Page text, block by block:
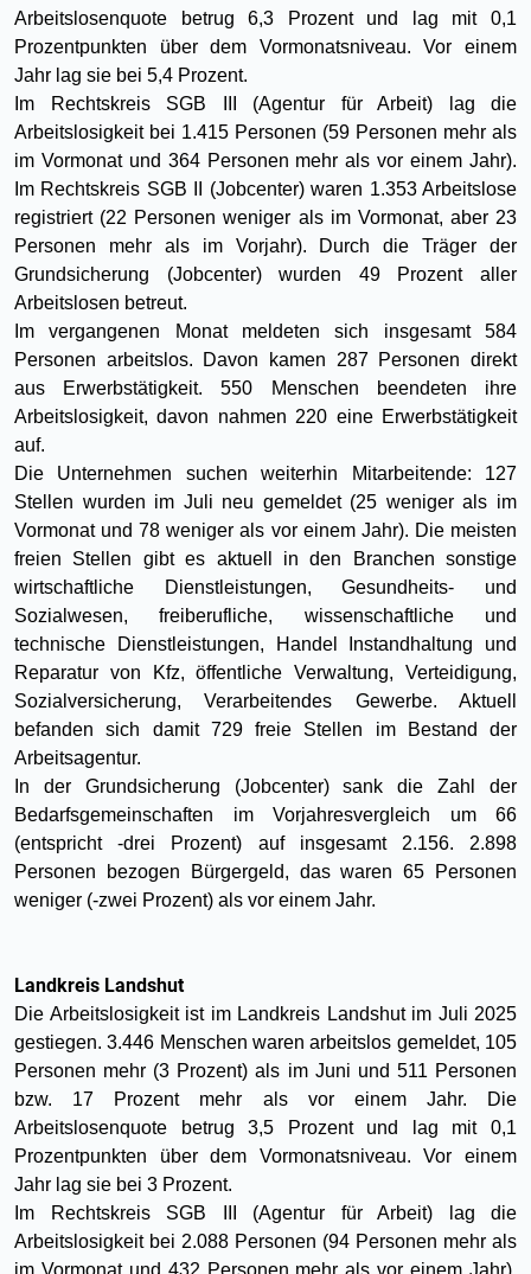
Arbeitslosenquote betrug 6,3 Prozent und lag mit 0,1
Prozentpunkten über dem Vormonatsniveau. Vor einem
Jahr lag sie bei 5,4 Prozent.
Im Rechtskreis SGB III (Agentur für Arbeit) lag die
Arbeitslosigkeit bei 1.415 Personen (59 Personen mehr als
im Vormonat und 364 Personen mehr als vor einem Jahr).
Im Rechtskreis SGB II (Jobcenter) waren 1.353 Arbeitslose
registriert (22 Personen weniger als im Vormonat, aber 23
Personen mehr als im Vorjahr). Durch die Träger der
Grundsicherung (Jobcenter) wurden 49 Prozent aller
Arbeitslosen betreut.
Im vergangenen Monat meldeten sich insgesamt 584
Personen arbeitslos. Davon kamen 287 Personen direkt
aus Erwerbstätigkeit. 550 Menschen beendeten ihre
Arbeitslosigkeit, davon nahmen 220 eine Erwerbstätigkeit
auf.
Die Unternehmen suchen weiterhin Mitarbeitende: 127
Stellen wurden im Juli neu gemeldet (25 weniger als im
Vormonat und 78 weniger als vor einem Jahr). Die meisten
freien Stellen gibt es aktuell in den Branchen sonstige
wirtschaftliche Dienstleistungen, Gesundheits- und
Sozialwesen, freiberufliche, wissenschaftliche und
technische Dienstleistungen, Handel Instandhaltung und
Reparatur von Kfz, öffentliche Verwaltung, Verteidigung,
Sozialversicherung, Verarbeitendes Gewerbe. Aktuell
befanden sich damit 729 freie Stellen im Bestand der
Arbeitsagentur.
In der Grundsicherung (Jobcenter) sank die Zahl der
Bedarfsgemeinschaften im Vorjahresvergleich um 66
(entspricht -drei Prozent) auf insgesamt 2.156. 2.898
Personen bezogen Bürgergeld, das waren 65 Personen
weniger (-zwei Prozent) als vor einem Jahr.
Landkreis Landshut
Die Arbeitslosigkeit ist im Landkreis Landshut im Juli 2025
gestiegen. 3.446 Menschen waren arbeitslos gemeldet, 105
Personen mehr (3 Prozent) als im Juni und 511 Personen
bzw. 17 Prozent mehr als vor einem Jahr. Die
Arbeitslosenquote betrug 3,5 Prozent und lag mit 0,1
Prozentpunkten über dem Vormonatsniveau. Vor einem
Jahr lag sie bei 3 Prozent.
Im Rechtskreis SGB III (Agentur für Arbeit) lag die
Arbeitslosigkeit bei 2.088 Personen (94 Personen mehr als
im Vormonat und 432 Personen mehr als vor einem Jahr).